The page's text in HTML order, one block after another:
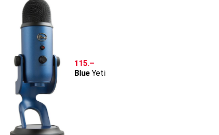
CHF
115.–
Blue Yeti